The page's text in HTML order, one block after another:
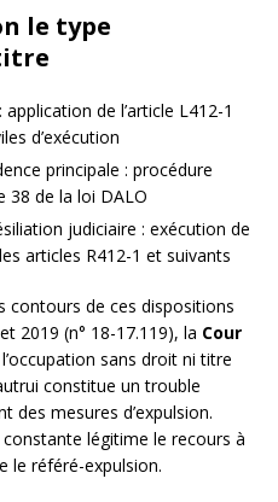
le type
de l’article L412-1
d’exécution
principale : procédure
38 de la loi DALO
judiciaire : exécution de
articles R412-1 et suivants
contours de ces dispositions
2019 (n° 18-17.119), la Cour
sans droit ni titre
constitue un trouble
des mesures d’expulsion.
légitime le recours à
le référé-expulsion.